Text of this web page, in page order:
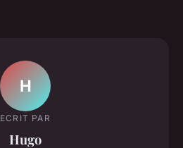
H
ECRIT PAR
Hugo